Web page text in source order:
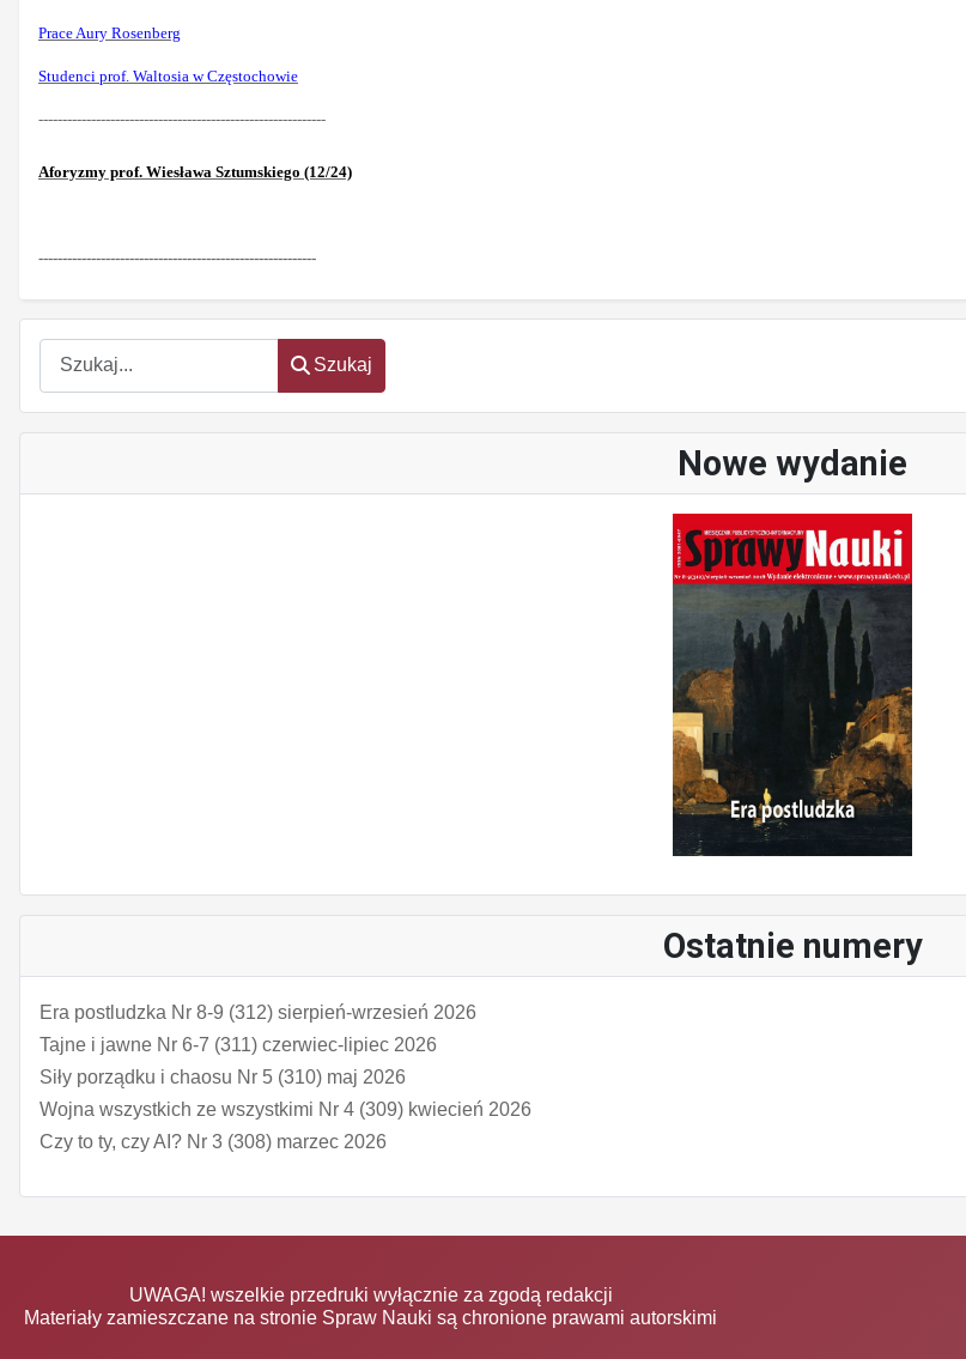
Szukaj
Szukaj
Nowe wydanie
Ostatnie numery
Era postludzka Nr 8-9 (312) sierpień-wrzesień 2026
Tajne i jawne Nr 6-7 (311) czerwiec-lipiec 2026
Siły porządku i chaosu Nr 5 (310) maj 2026
Wojna wszystkich ze wszystkimi Nr 4 (309) kwiecień 2026
Czy to ty, czy AI? Nr 3 (308) marzec 2026
Prace Aury Rosenberg
Studenci prof. Waltosia w Częstochowie
------------------------------------------------------------
Aforyzmy prof. Wiesława Sztumskiego (12/24)
----------------------------------------------------------
UWAGA! wszelkie przedruki wyłącznie za zgodą redakcji
Materiały zamieszczane na stronie Spraw Nauki są chronione prawami autorskimi